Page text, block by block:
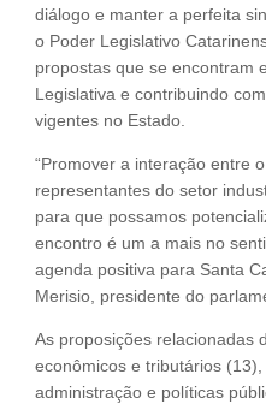
diálogo e manter a perfeita
o Poder Legislativo
propostas que se encontram
Legislativa e contribuindo
vigentes no Estado.
“Promover a interação entre
representantes do setor
para que possamos
encontro é um a mais no
agenda positiva para Santa
Merisio, presidente do
As proposições relacionadas
econômicos e tributários
administração e políticas